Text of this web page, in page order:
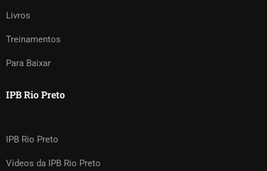
Livros
Treinamentos
Para Baixar
IPB Rio Preto
IPB Rio Preto
Vídeos da IPB Rio Preto